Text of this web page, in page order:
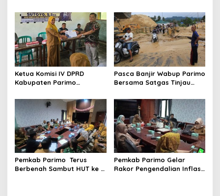
Fondasi Menuju Porprov X
Sulteng
Ketua Komisi IV DPRD
Kabupaten Parimo
Persidangan III Tahun
Sidang 2025/2026
Pasca Banjir Wabup Parimo
Bersama Satgas Tinjau
Sungai di Desa Air Panas
Pemkab Parimo Terus
Berbenah Sambut HUT ke –
Pemkab Parimo Gelar
Rakor Pengendalian Inflasi